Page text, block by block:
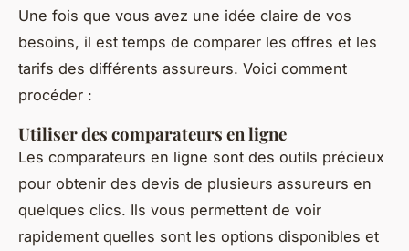
Une fois que vous avez une idée claire de vos
besoins, il est temps de comparer les offres et les
tarifs des différents assureurs. Voici comment
procéder :
Utiliser des comparateurs en ligne
Les comparateurs en ligne sont des outils précieux
pour obtenir des devis de plusieurs assureurs en
quelques clics. Ils vous permettent de voir
rapidement quelles sont les options disponibles et